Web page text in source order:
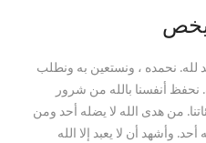
لله. نحمده ، ونستعين به ونطلب
نحفظ أنفسنا بالله من شرور
من هدى الله لا يضله أحد ومن
أحد. وأشهد أن لا يعبد إلا الله